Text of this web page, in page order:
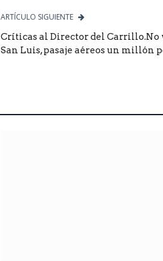
ARTÍCULO SIGUIENTE
Críticas al Director del Carrillo.No
San Luis, pasaje aéreos un millón